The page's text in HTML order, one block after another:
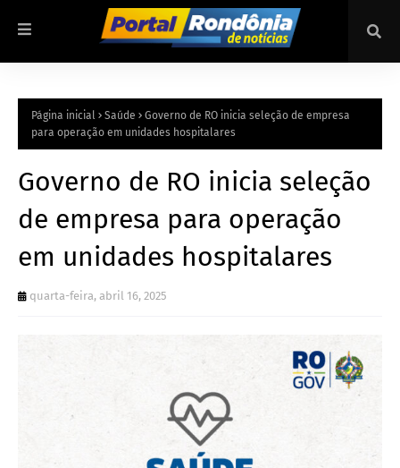
Página inicial Saúde
Governo de RO inicia seleção de empresa
para operação em unidades hospitalares
Governo de RO inicia seleção
de empresa para operação
em unidades hospitalares
quarta-feira, abril 16, 2025